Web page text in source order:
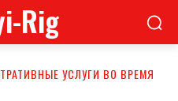
Rig
УСЛУГИ ВО ВРЕМЯ